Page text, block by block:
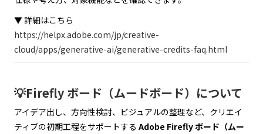
▼ 詳細はこちら
https://helpx.adobe.com/jp/creative-
cloud/apps/generative-ai/generative-credits-faq.html
💡Firefly ボード（ムードボード）について
アイデア出し、方向性検討、ビジュアルの整理など、クリエイ
ティブの初期工程をサポートする Adobe Firefly ボード（ムー